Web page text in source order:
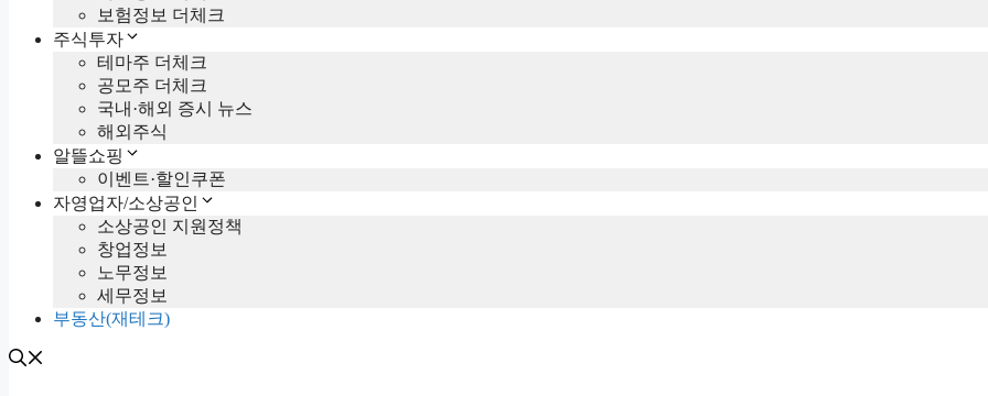
보험정보 더체크
주식투자
테마주 더체크
공모주 더체크
국내·해외 증시 뉴스
해외주식
알뜰쇼핑
이벤트·할인쿠폰
자영업자/소상공인
소상공인 지원정책
창업정보
노무정보
세무정보
부동산(재테크)